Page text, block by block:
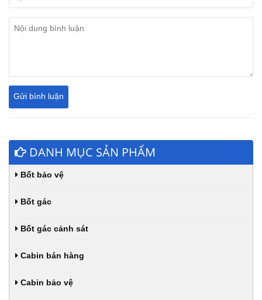
DANH MỤC SẢN PHẨM
Bốt bảo vệ
Bốt gác
Bốt gác cảnh sát
Cabin bán hàng
Cabin bảo vệ